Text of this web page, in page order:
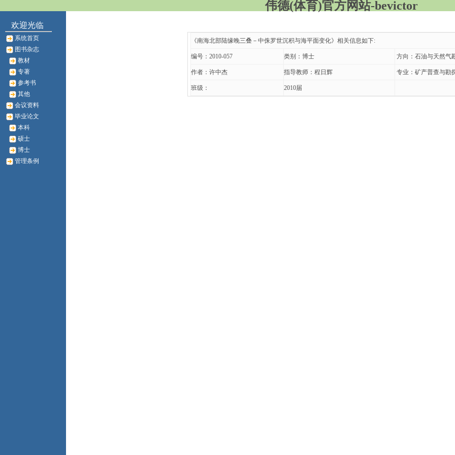
伟德(体育)官方网站-bevictor
欢迎光临
系统首页
图书杂志
教材
专著
参考书
其他
会议资料
毕业论文
本科
硕士
博士
管理条例
《南海北部陆缘晚三叠－中侏罗世沉积与海平面变化》相关信息如下:
编号：2010-057 类别：博士 方向：石油与天然气
作者：许中杰 指导教师：程日辉 专业：矿产普查与勘
班级： 2010届